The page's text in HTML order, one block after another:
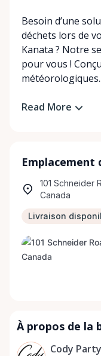
Besoin d’une
déchets lors de
Kanata ? Notre
pour vous !
Read More
Emplacement
101 Schneider
Canada
Livraison
À propos de la
Cody